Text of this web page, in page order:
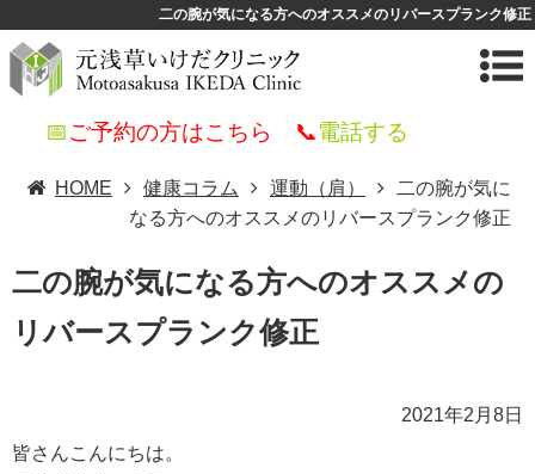
二の腕が気になる方へのオススメのリバースプランク修正
📅ご予約の方はこちら 📞電話する
HOME 健康コラム 運動（肩）
二の腕が気に
なる方へのオススメのリバースプランク修正
二の腕が気になる方へのオススメの
リバースプランク修正
2021年2月8日
皆さんこんにちは。